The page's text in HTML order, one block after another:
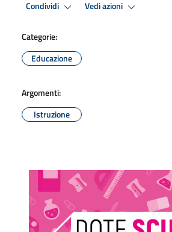
Condividi Vedi azioni
Categorie:
Educazione
Argomenti:
Istruzione